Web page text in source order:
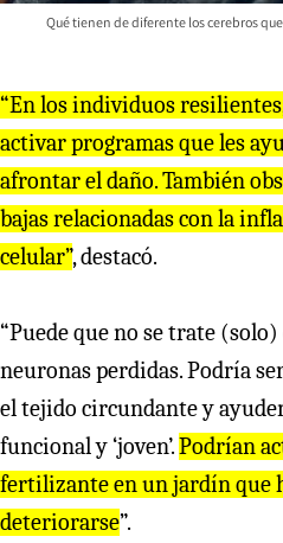
Qué tienen de diferente los cerebros
“En los individuos
activar programas que les
afrontar el daño. También
bajas relacionadas con la
celular”, destacó.
“Puede que no se trate
neuronas perdidas. Podría
el tejido circundante y
funcional y ‘joven’.Podrían
fertilizante en un jardín que
deteriorarse”.